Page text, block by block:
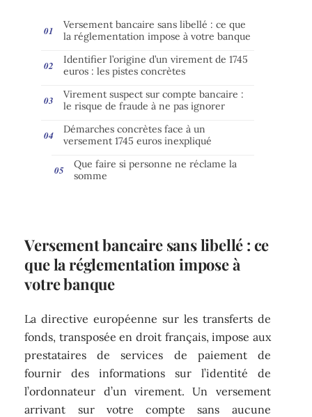
Versement bancaire sans libellé : ce que
la réglementation impose à votre banque
Identifier l’origine d’un virement de 1745
euros : les pistes concrètes
Virement suspect sur compte bancaire :
le risque de fraude à ne pas ignorer
Démarches concrètes face à un
versement 1745 euros inexpliqué
Que faire si personne ne réclame la
somme
Versement bancaire sans libellé : ce
que la réglementation impose à
votre banque
La directive européenne sur les transferts de
fonds, transposée en droit français, impose aux
prestataires de services de paiement de
fournir des informations sur l’identité de
l’ordonnateur d’un virement. Un versement
arrivant sur votre compte sans aucune